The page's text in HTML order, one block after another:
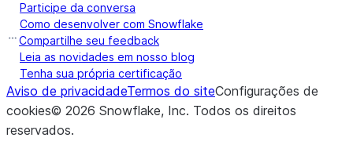
Participe da conversa
Como desenvolver com Snowflake
Compartilhe seu feedback
Leia as novidades em nosso blog
Tenha sua própria certificação
Aviso de privacidadeTermos do siteConfigurações de
cookies© 2026 Snowflake, Inc. Todos os direitos
reservados.